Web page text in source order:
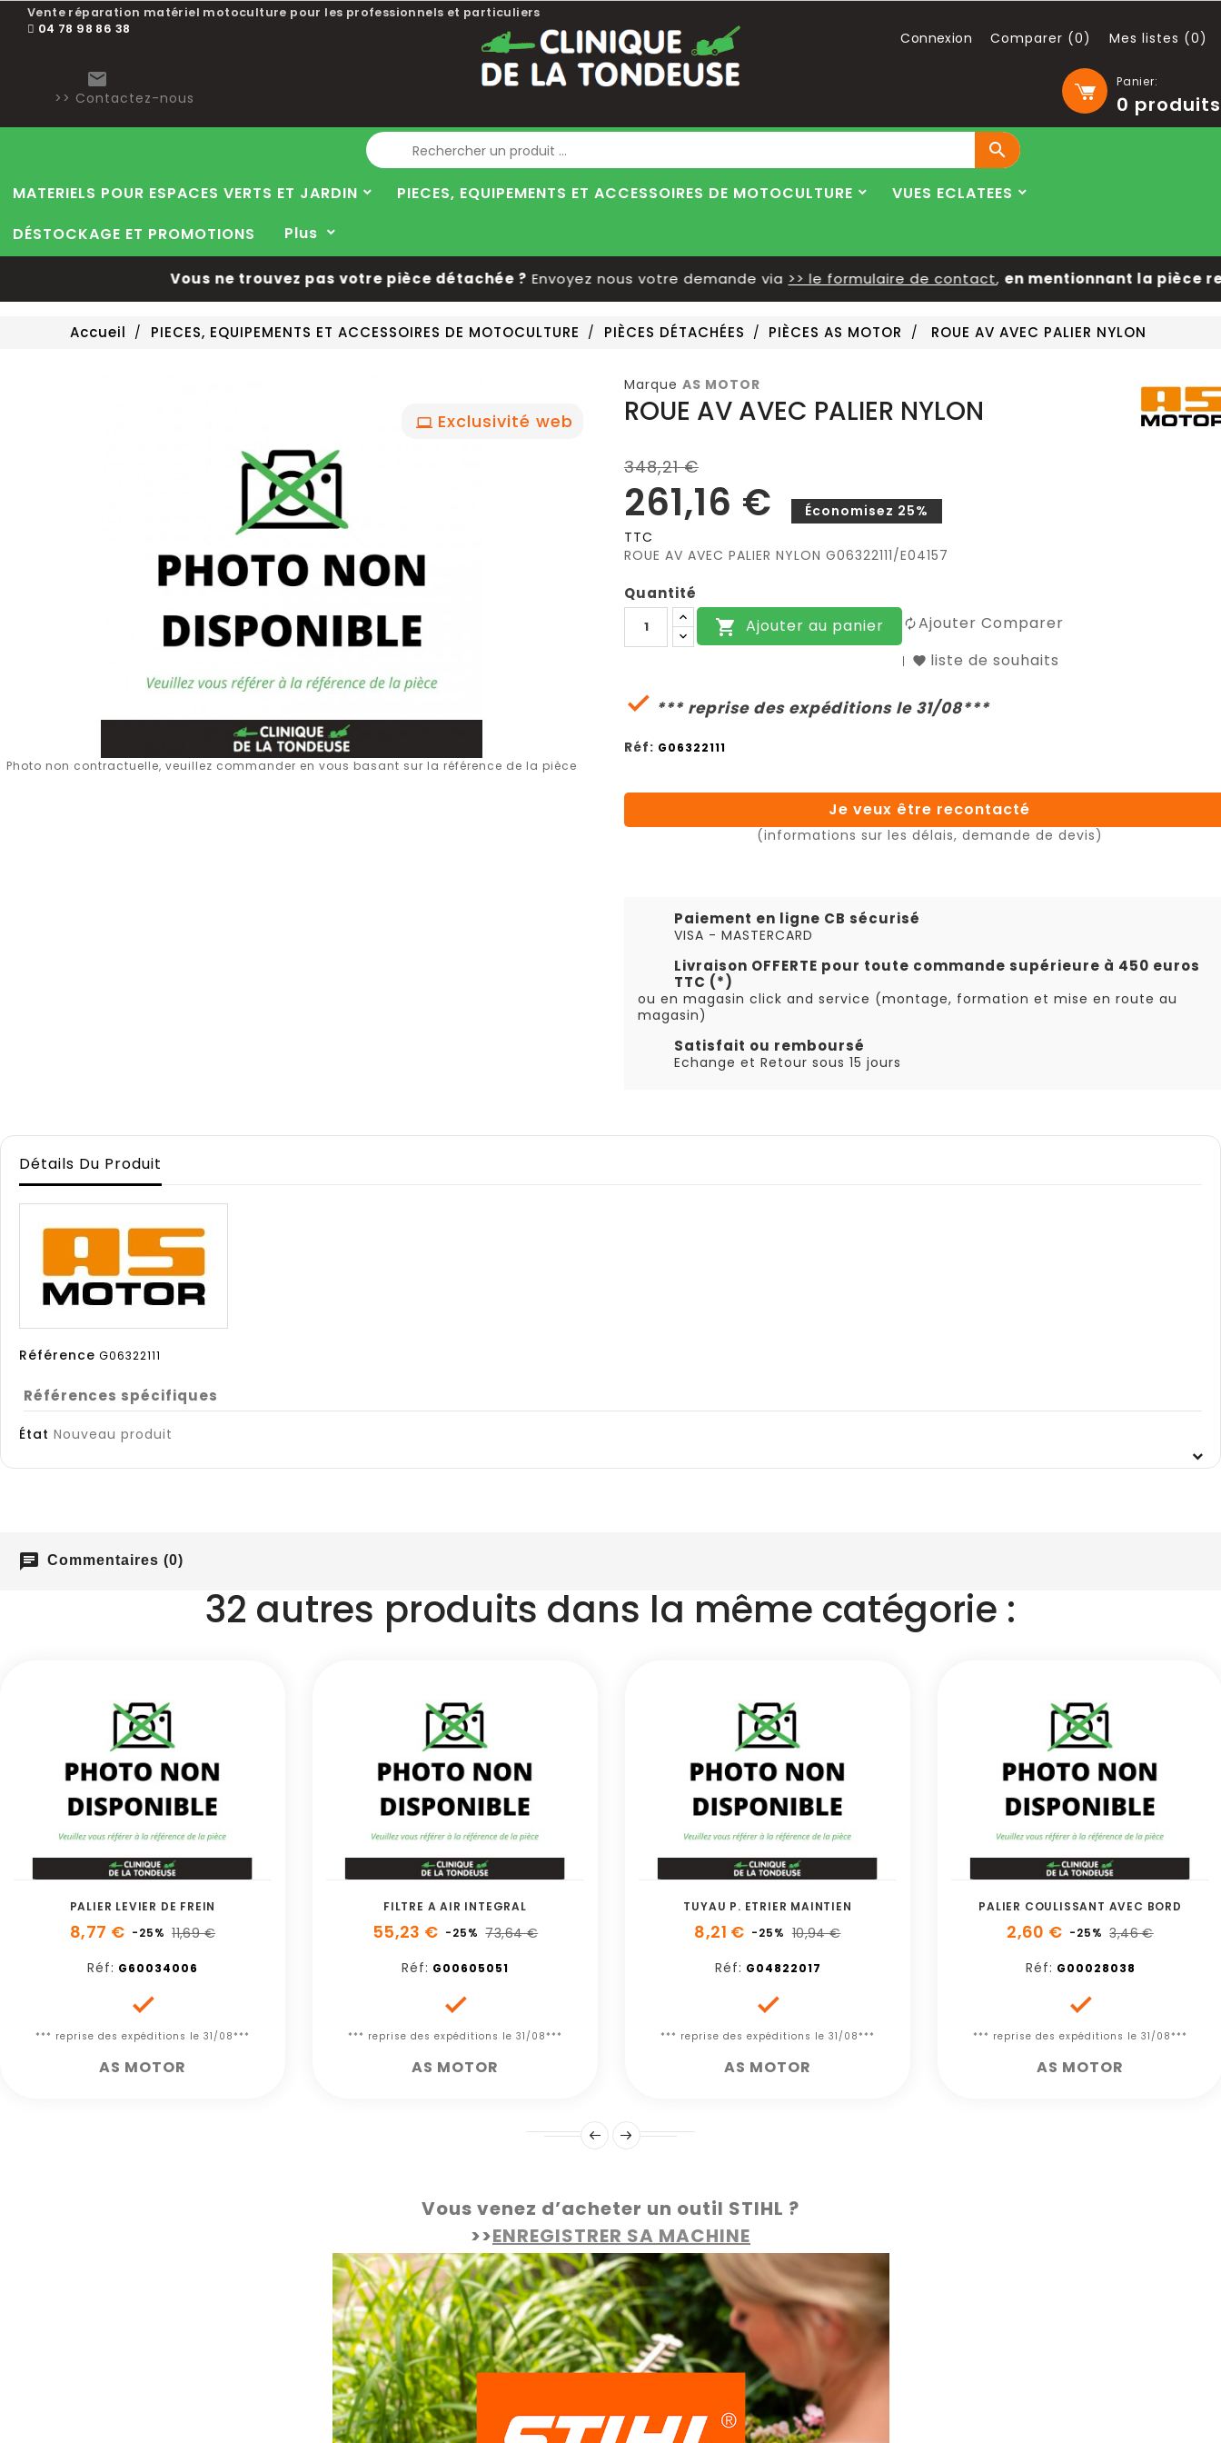
Vente réparation matériel motoculture pour les professionnels et particuliers
04 78 98 86 38
Panier:
0 produits

>> Contactez-nous
Connexion Comparer (0) Mes listes (0)
Blog

MATERIELS POUR ESPACES VERTS ET JARDIN PIECES, EQUIPEMENTS ET ACCESSOIRES DE MOTOCULTURE
VUES ECLATEES
DÉSTOCKAGE ET PROMOTIONS
Plus
Vous ne trouvez pas votre pièce détachée ?Envoyez nous votre demande via >> le formulaire de contact,en mentionnant la pièce
Accueil PIECES, EQUIPEMENTS ET ACCESSOIRES DE MOTOCULTURE PIÈCES DÉTACHÉES PIÈCES AS MOTOR ROUE AV AVEC PALIER NYLON
Exclusivité web
Photo non contractuelle, veuillez commander en vous basant sur la référence de la pièce
Marque AS MOTOR
ROUE AV AVEC PALIER NYLON
348,21 €
261,16 €
Économisez 25%
TTC
ROUE AV AVEC PALIER NYLON G06322111/E04157
Quantité
 Ajouter au panier
Ajouter Comparer
liste de souhaits
 *** reprise des expéditions le 31/08***
Réf: G06322111
Je veux être recontacté
(informations sur les délais, demande de devis)
Paiement en ligne CB sécurisé
VISA - MASTERCARD
Livraison OFFERTE pour toute commande supérieure à 450 euros
TTC (*)
ou en magasin click and service (montage, formation et mise en route au
magasin)
Satisfait ou remboursé
Echange et Retour sous 15 jours
Détails Du Produit
Référence G06322111
Références spécifiques
État Nouveau produit
chat Commentaires (0)
32 autres produits dans la même catégorie :
PALIER LEVIER DE FREIN
8,77 € -25% 11,69 €
Réf: G60034006

*** reprise des expéditions le 31/08***
AS MOTOR
FILTRE A AIR INTEGRAL
55,23 € -25% 73,64 €
Réf: G00605051

*** reprise des expéditions le 31/08***
AS MOTOR
TUYAU P. ETRIER MAINTIEN
8,21 € -25% 10,94 €
Réf: G04822017

*** reprise des expéditions le 31/08***
AS MOTOR
PALIER COULISSANT AVEC BORD
2,60 € -25% 3,46 €
Réf: G00028038

*** reprise des expéditions le 31/08***
AS MOTOR
Vous venez d’acheter un outil STIHL ?
>>ENREGISTRER SA MACHINE